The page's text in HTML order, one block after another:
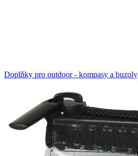
Doplňky pro outdoor - kompasy a buzoly